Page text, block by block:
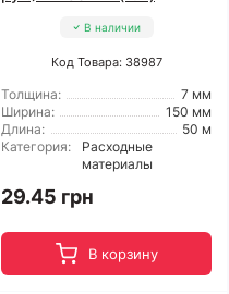
В наличии
Код Товара: 38987
Толщина:
7 мм
Ширина:
150 мм
Длина:
50 м
Категория:
Расходные
материалы
29.45 грн
В корзину